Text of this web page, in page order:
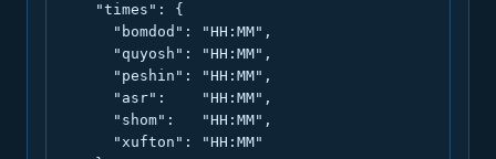
    "times": {
      "bomdod": "HH:MM",
      "quyosh": "HH:MM",
      "peshin": "HH:MM",
      "asr":    "HH:MM",
      "shom":   "HH:MM",
      "xufton": "HH:MM"